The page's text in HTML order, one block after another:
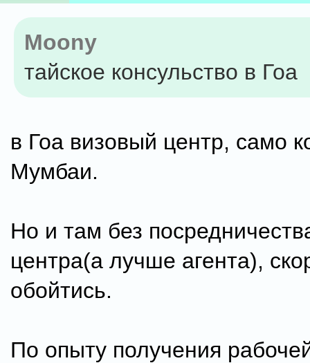
Moony
тайское консульство в Гоа
в Гоа визовый центр, само
Мумбаи.
Но и там без
центра(а лучше агента),
обойтись.
По опыту получения